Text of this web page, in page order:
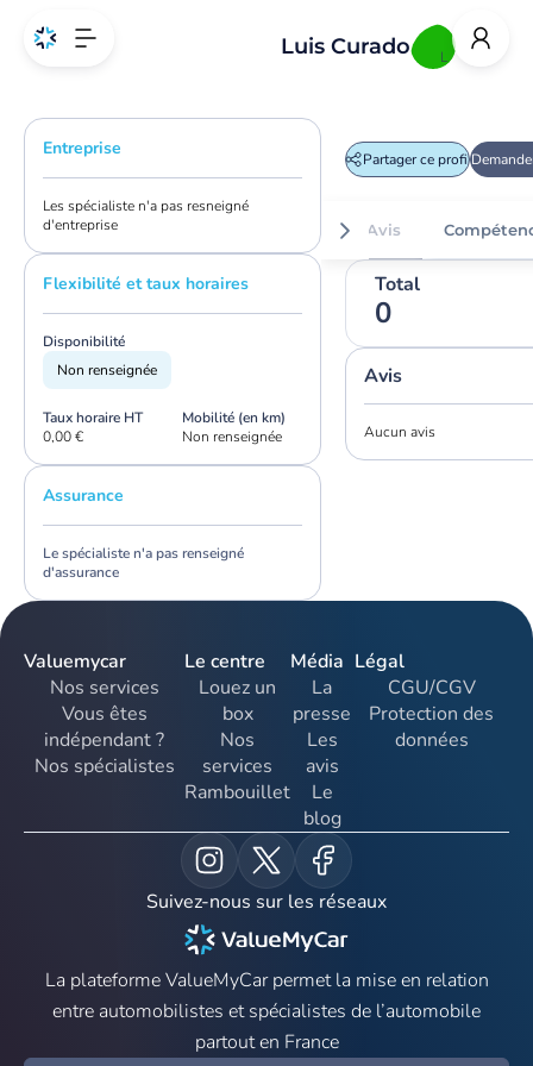
Entreprise
Les spécialiste n'a pas resneigné
d'entreprise
Flexibilité et taux horaires
Disponibilité
Non renseignée
Taux horaire HT
0,00 €
Mobilité (en km)
Non renseignée
Assurance
Le spécialiste n'a pas renseigné
d'assurance
L
Luis Curado
Partager ce profil
Avis
Total
0
Avis
Aucun avis
Valuemycar
Nos services
Vous êtes
indépendant ?
Nos spécialistes
Le centre
Louez un
box
Nos
services
Rambouillet
Média
La
presse
Les
avis
Le
blog
Légal
CGU/CGV
Protection des
données
Suivez-nous sur les réseaux
La plateforme ValueMyCar permet la mise en relation
entre automobilistes et spécialistes de l’automobile
partout en France